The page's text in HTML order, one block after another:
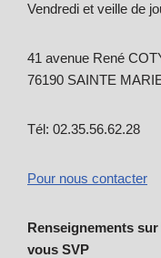
Vendredi et veille de
41 avenue René
76190 SAINTE
Tél: 02.35.56.62.28
Pour nous contacter
Renseignements
vous SVP